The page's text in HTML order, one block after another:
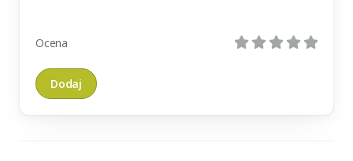
Ocena